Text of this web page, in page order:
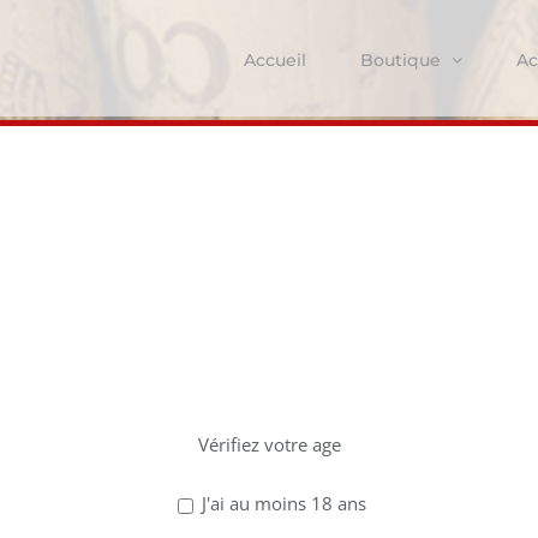
Accueil Boutique
Vérifiez votre age
J'ai au moins 18 ans